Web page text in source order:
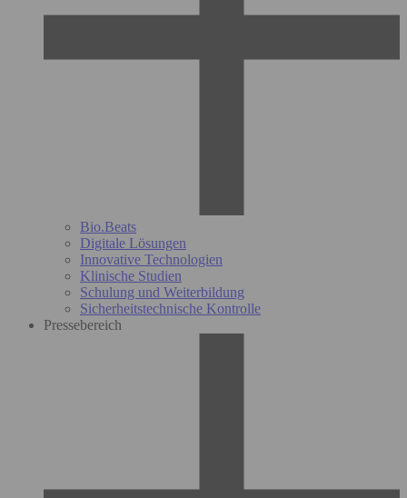
Bio.Beats
Digitale Lösungen
Innovative Technologien
Klinische Studien
Schulung und Weiterbildung
Sicherheitstechnische Kontrolle
Pressebereich